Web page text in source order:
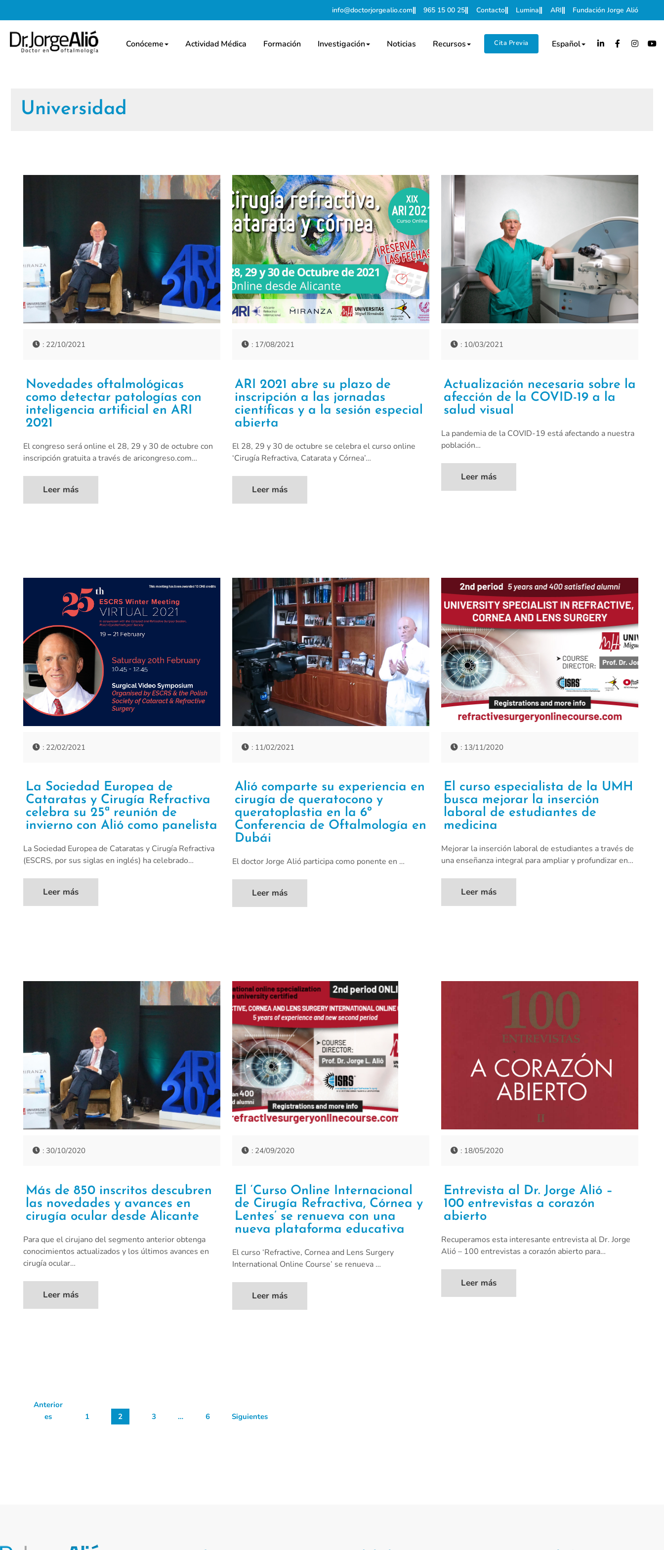
info@doctorjorgealio.com 965 15 00 25 Contacto Lumina ARI Fundación Jorge Alió
Conóceme Actividad Médica Formación Investigación Noticias Recursos Cita Previa Español
Universidad
: 22/10/2021
Novedades oftalmológicas
como detectar patologías con
inteligencia artificial en ARI
2021
El congreso será online el 28, 29 y 30 de octubre con
inscripción gratuita a través de aricongreso.com…
Leer más
: 17/08/2021
ARI 2021 abre su plazo de
inscripción a las jornadas
científicas y a la sesión especial
abierta
El 28, 29 y 30 de octubre se celebra el curso online
‘Cirugía Refractiva, Catarata y Córnea’…
Leer más
: 10/03/2021
Actualización necesaria sobre la
afección de la COVID-19 a la
salud visual
La pandemia de la COVID-19 está afectando a nuestra
población…
Leer más
: 22/02/2021
La Sociedad Europea de
Cataratas y Cirugía Refractiva
celebra su 25ª reunión de
invierno con Alió como panelista
La Sociedad Europea de Cataratas y Cirugía Refractiva
(ESCRS, por sus siglas en inglés) ha celebrado…
Leer más
: 11/02/2021
Alió comparte su experiencia en
cirugía de queratocono y
queratoplastia en la 6º
Conferencia de Oftalmología en
Dubái
El doctor Jorge Alió participa como ponente en …
Leer más
: 13/11/2020
El curso especialista de la UMH
busca mejorar la inserción
laboral de estudiantes de
medicina
Mejorar la inserción laboral de estudiantes a través de
una enseñanza integral para ampliar y profundizar en…
Leer más
: 30/10/2020
Más de 850 inscritos descubren
las novedades y avances en
cirugía ocular desde Alicante
Para que el cirujano del segmento anterior obtenga
conocimientos actualizados y los últimos avances en
cirugía ocular…
Leer más
: 24/09/2020
El ‘Curso Online Internacional
de Cirugía Refractiva, Córnea y
Lentes’ se renueva con una
nueva plataforma educativa
El curso ‘Refractive, Cornea and Lens Surgery
International Online Course’ se renueva …
Leer más
: 18/05/2020
Entrevista al Dr. Jorge Alió –
100 entrevistas a corazón
abierto
Recuperamos esta interesante entrevista al Dr. Jorge
Alió – 100 entrevistas a corazón abierto para…
Leer más
Anterior
es
1 2 3 … 6 Siguientes